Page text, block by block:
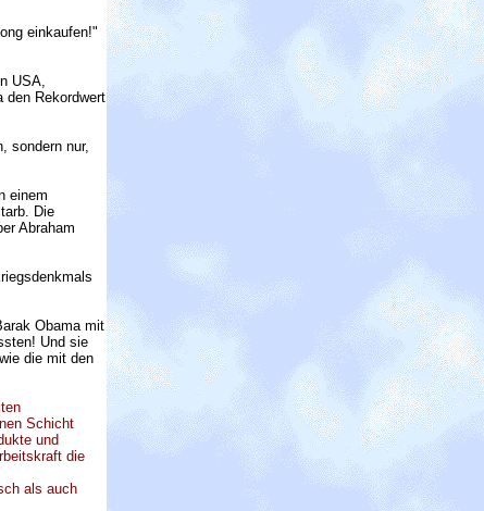
einkaufen!"
USA,
den Rekordwert
sondern nur,
einem
Die
Abraham
Obama mit
Und sie
die mit den
Schicht
und
die
als auch